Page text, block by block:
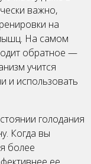
важно,
на
На самом
обратное —
учится
и использовать
голодания
Когда вы
более